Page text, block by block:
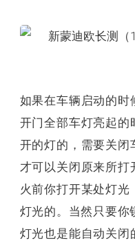
如果在车辆启动的时
开门全部车灯亮起的
开的灯的，需要关闭
才可以关闭原来所打
火前你打开某处灯光
灯光的。当然只要你
灯光也是能自动关闭